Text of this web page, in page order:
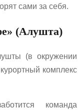
сами за себя.
(Алушта)
(в окружении
комплекс
команда